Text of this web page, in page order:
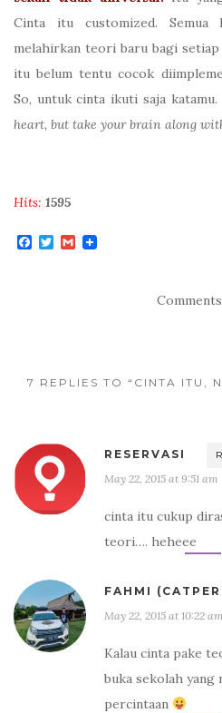
Cinta itu customized.
melahirkan teori baru bagi setiap
itu belum tentu cocok
So, untuk cinta ikuti saja katamu.
heart, but take your brain along
Hits: 1595
F
T
G
7 REPLIES TO “CINTA ITU,
RESERVASI
May 22, 2015 at 9:51 am
cinta itu cukup
teori…. heheee
FAHMI
May 22, 2015 at 10:22 am
Kalau cinta pake
buka sekolah yang
percintaan